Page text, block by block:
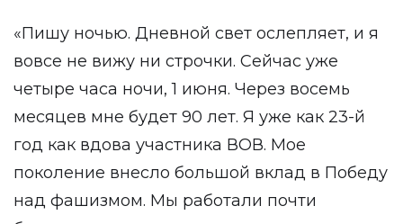
«Пишу ночью. Дневной свет ослепляет, и я
вовсе не вижу ни строчки. Сейчас уже
четыре часа ночи, 1 июня. Через восемь
месяцев мне будет 90 лет. Я уже как 23-й
год как вдова участника ВОВ. Мое
поколение внесло большой вклад в Победу
над фашизмом. Мы работали почти